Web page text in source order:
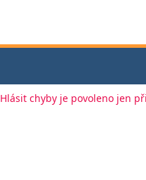
Hlásit chyby je povoleno jen